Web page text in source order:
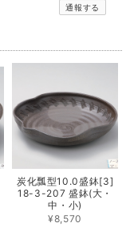
通報する
炭化瓢型10.0盛鉢[3]
18-3-207 盛鉢(大・
中・小)
¥8,570